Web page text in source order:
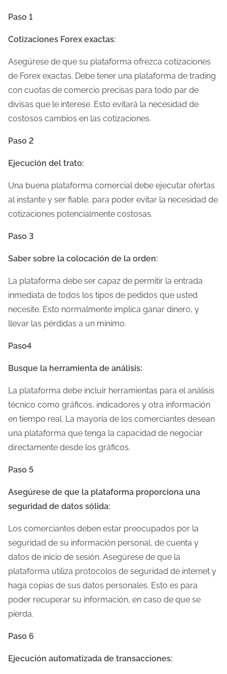
a
e
t
r
a
d
a
Paso 1
Cotizaciones Forex exactas:
Asegúrese de que su plataforma ofrezca cotizaciones
de Forex exactas. Debe tener una plataforma de trading
con cuotas de comercio precisas para todo par de
divisas que le interese. Esto evitará la necesidad de
costosos cambios en las cotizaciones.
Paso 2
Ejecución del trato:
Una buena plataforma comercial debe ejecutar ofertas
al instante y ser fiable, para poder evitar la necesidad de
cotizaciones potencialmente costosas.
Paso 3
Saber sobre la colocación de la orden:
La plataforma debe ser capaz de permitir la entrada
inmediata de todos los tipos de pedidos que usted
necesite. Esto normalmente implica ganar dinero, y
llevar las pérdidas a un mínimo.
Paso4
Busque la herramienta de análisis:
La plataforma debe incluir herramientas para el análisis
técnico como gráficos, indicadores y otra información
en tiempo real. La mayoría de los comerciantes desean
una plataforma que tenga la capacidad de negociar
directamente desde los gráficos.
Paso 5
Asegúrese de que la plataforma proporciona una
seguridad de datos sólida:
Los comerciantes deben estar preocupados por la
seguridad de su información personal, de cuenta y
datos de inicio de sesión. Asegúrese de que la
plataforma utiliza protocolos de seguridad de internet y
haga copias de sus datos personales. Esto es para
poder recuperar su información, en caso de que se
pierda.
Paso 6
Ejecución automatizada de transacciones: